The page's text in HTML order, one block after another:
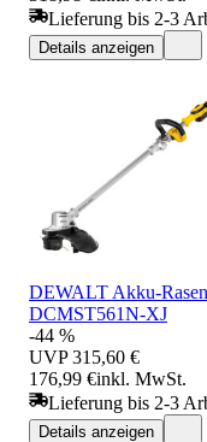
Lieferung bis 2-3
Details anzeigen
DEWALT Akku-
DCMST561N-XJ
-44 %
UVP 315,60 €
176,99 €inkl. MwSt.
Lieferung bis 2-3
Details anzeigen